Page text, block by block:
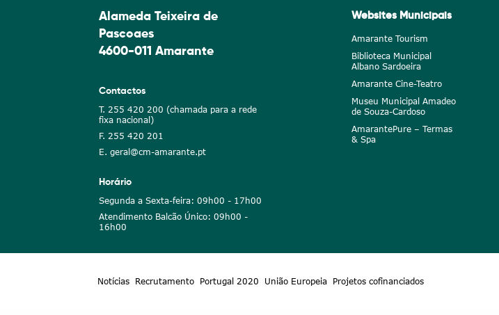
Alameda Teixeira de
Pascoaes
4600-011 Amarante
Contactos
T. 255 420 200 (chamada para a rede
fixa nacional)
F. 255 420 201
E. geral@cm-amarante.pt
Horário
Segunda a Sexta-feira: 09h00 - 17h00
Atendimento Balcão Único: 09h00 -
16h00
Websites Municipais
Amarante Tourism
Biblioteca Municipal
Albano Sardoeira
Amarante Cine-Teatro
Museu Municipal Amadeo
de Souza-Cardoso
AmarantePure – Termas
& Spa
Notícias Recrutamento Portugal 2020 União Europeia Projetos cofinanciados